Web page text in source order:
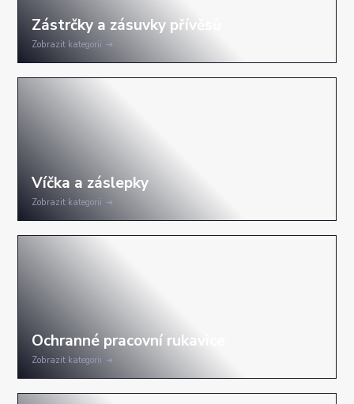
Zobrazit kategorii
Zobrazit kategorii
Zobrazit kategorii